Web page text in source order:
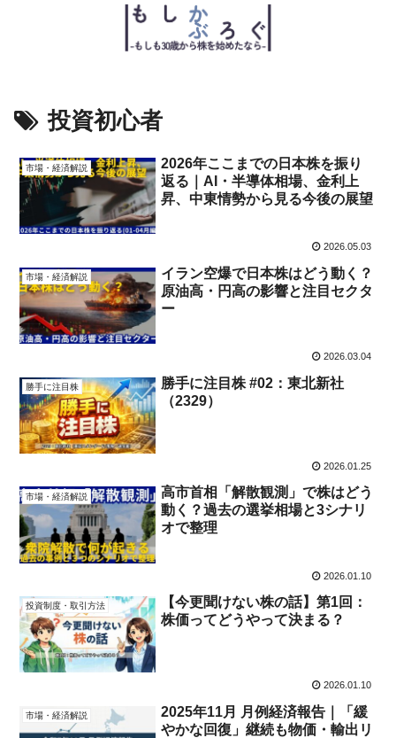
投資初心者
市場・経済解説
2026年ここまでの日本株を振り
返る｜AI・半導体相場、金利上
昇、中東情勢から見る今後の展望
2026.05.03
市場・経済解説
イラン空爆で日本株はどう動く？
原油高・円高の影響と注目セクタ
ー
2026.03.04
勝手に注目株
勝手に注目株 #02：東北新社
（2329）
2026.01.25
市場・経済解説
高市首相「解散観測」で株はどう
動く？過去の選挙相場と3シナリ
オで整理
2026.01.10
投資制度・取引方法
【今更聞けない株の話】第1回：
株価ってどうやって決まる？
2026.01.10
市場・経済解説
2025年11月 月例経済報告｜「緩
やかな回復」継続も物価・輸出リ